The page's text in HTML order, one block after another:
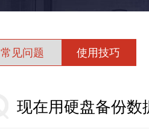
常见问题 使用技巧
现在用硬盘备份数